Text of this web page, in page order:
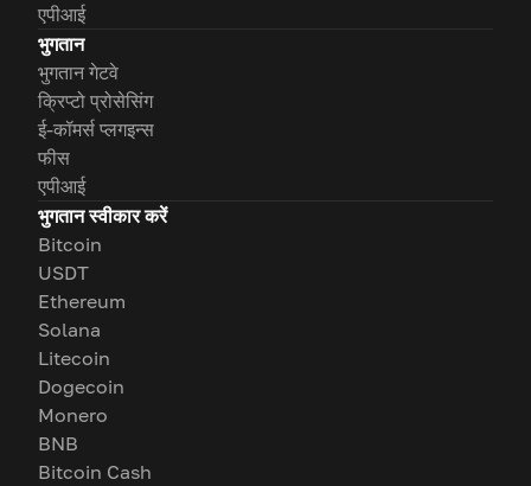
एपीआई
भुगतान
भुगतान गेटवे
क्रिप्टो प्रोसेसिंग
ई-कॉमर्स प्लगइन्स
फीस
एपीआई
भुगतान स्वीकार करें
Bitcoin
USDT
Ethereum
Solana
Litecoin
Dogecoin
Monero
BNB
Bitcoin Cash